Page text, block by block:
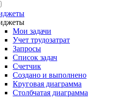
Мои задачи
Учет трудозатрат
Запросы
Список задач
Счетчик
Создано и выполнено
Круговая диаграмма
Столбчатая диаграмма